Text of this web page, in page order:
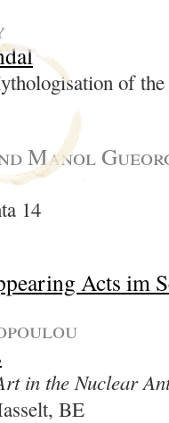
of
Manol
14
Acts im
in the Nuclear
BE